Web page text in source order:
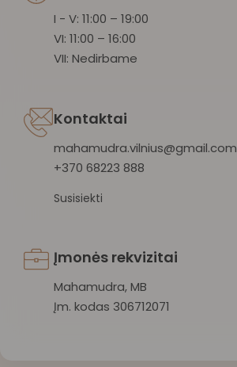
I - V: 11:00 – 19:00
VI: 11:00 – 16:00
VII: Nedirbame
Kontaktai
mahamudra.vilnius@gmail.com
+370 68223 888
Susisiekti
Įmonės rekvizitai
Mahamudra, MB
Įm. kodas 306712071